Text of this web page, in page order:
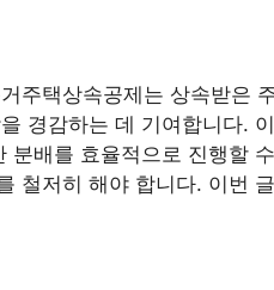
주택상속공제는 상속받은
경감하는 데 기여합니다.
배를 효율적으로 진행할
철저히 해야 합니다. 이번